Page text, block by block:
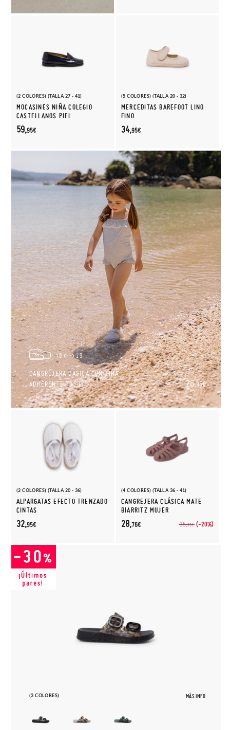
(2 COLORES) (TALLA 27 - 41)
MOCASINES NIÑA COLEGIO
CASTELLANOS PIEL
59,95€
(5 COLORES) (TALLA 20 - 32)
MERCEDITAS BAREFOOT LINO
FINO
34,95€
19 29
CANGREJERA BÁSICA CON TIRA
ADHERENTE TOBBY
26,95€
(2 COLORES) (TALLA 20 - 36)
ALPARGATAS EFECTO TRENZADO
CINTAS
32,95€
(4 COLORES) (TALLA 36 - 41)
CANGREJERA CLÁSICA MATE
BIARRITZ MUJER
35,95€ (-20%)
28,76€
(3 COLORES) MÁS INFO